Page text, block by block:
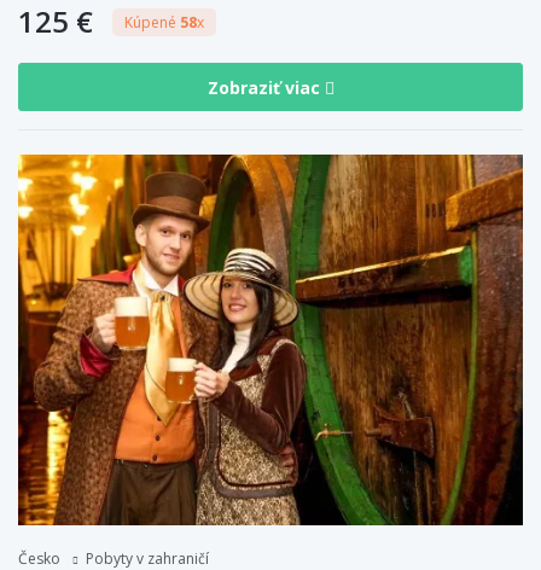
125 € Kúpené 58x
Zobraziť viac
Česko Pobyty v zahraničí